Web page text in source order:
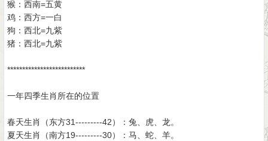
猴：西南=五黄
鸡：西方=一白
狗：西北=九紫
猪：西北=九紫
**************************
一年四季生肖所在的位置
春天生肖（东方31---------42）：兔、虎、龙。
夏天生肖（南方19---------30）：马、蛇、羊。